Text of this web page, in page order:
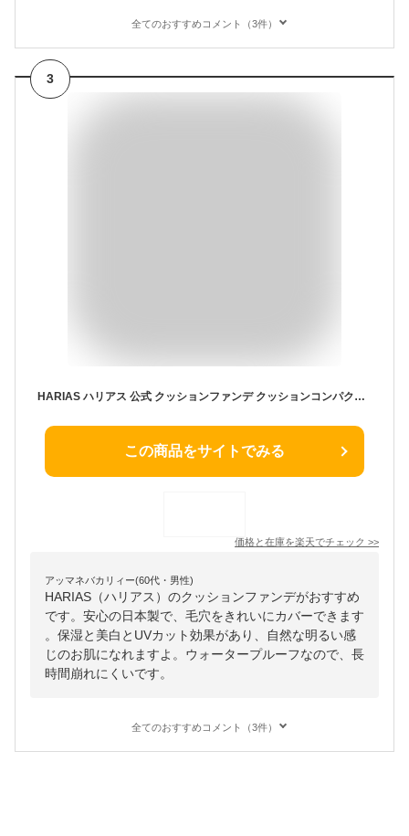
全てのおすすめコメント（3件）
3
HARIAS ハリアス 公式 クッションファンデ クッションコンパクト おまけ付き ファンデーション ツヤ肌 カバー力 高濃度フラバンジェノール 日本製 国産 UV 紫外線 美白 保湿 シワ 改善 美容 毛穴 ナイアシンアミド
この商品をサイトでみる
価格と在庫を楽天でチェック >>
アッマネバカリィー(60代・男性)
HARIAS（ハリアス）のクッションファンデがおすすめ
です。安心の日本製で、毛穴をきれいにカバーできます
。保湿と美白とUVカット効果があり、自然な明るい感
じのお肌になれますよ。ウォータープルーフなので、長
時間崩れにくいです。
全てのおすすめコメント（3件）